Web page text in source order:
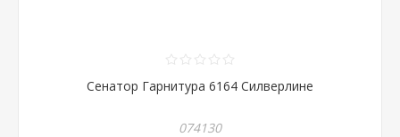
Сенатор Гарнитура 6164 Силверлине
074130